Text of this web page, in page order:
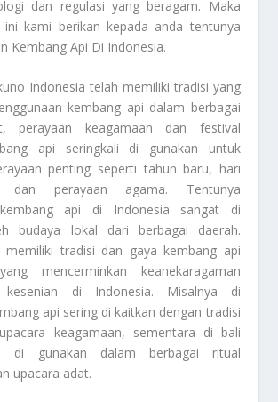
dan regulasi yang beragam. Maka
ini kami berikan kepada anda tentunya
Kembang Api Di Indonesia.
Indonesia telah memiliki tradisi yang
kembang api dalam berbagai
perayaan keagamaan dan festival
api seringkali di gunakan untuk
penting seperti tahun baru, hari
dan perayaan agama. Tentunya
kembang api di Indonesia sangat di
budaya lokal dari berbagai daerah.
memiliki tradisi dan gaya kembang api
mencerminkan keanekaragaman
di Indonesia. Misalnya di
api sering di kaitkan dengan tradisi
keagamaan, sementara di bali
di gunakan dalam berbagai ritual
upacara adat.